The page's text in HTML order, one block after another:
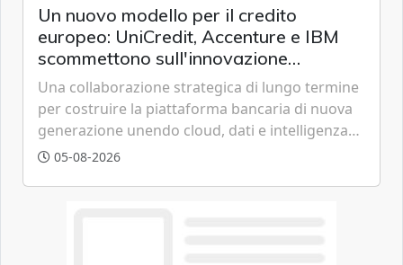
Un nuovo modello per il credito
europeo: UniCredit, Accenture e IBM
scommettono sull'innovazione
tecnologica
Una collaborazione strategica di lungo termine
per costruire la piattaforma bancaria di nuova
generazione unendo cloud, dati e intelligenza
artificiale.
05-08-2026